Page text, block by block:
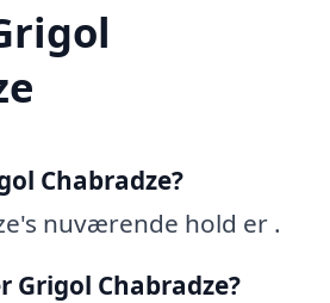
Chabradze?
nuværende hold er .
Grigol Chabradze?